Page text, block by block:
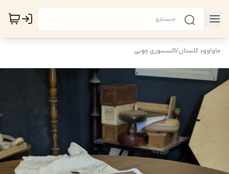
جاواوود گلستان/اکسسوری چوبی